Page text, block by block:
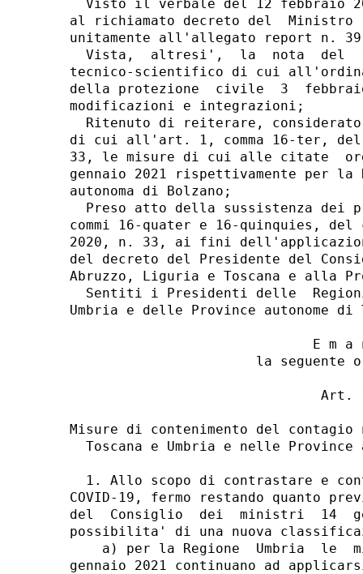
Visto il verbale del 12 febbraio
al richiamato decreto del
unitamente all'allegato report n.
Vista,  altresi',  la  nota  del
tecnico-scientifico di cui
della protezione  civile  3
modificazioni e integrazioni;
Ritenuto di reiterare,
di cui all'art. 1, comma 16-ter, del
33, le misure di cui alle citate
gennaio 2021 rispettivamente per la
autonoma di Bolzano;
Preso atto della sussistenza dei
commi 16-quater e 16-quinquies,
2020, n. 33, ai fini
del decreto del Presidente del
Abruzzo, Liguria e Toscana e alla
Sentiti i Presidenti delle
Umbria e delle Province autonome
E m
la seguente
Misure di contenimento del
Toscana e Umbria e nelle
1. Allo scopo di contrastare e
COVID-19, fermo restando quanto
del  Consiglio  dei  ministri  14
possibilita' di una nuova
a) per la Regione  Umbria  le
gennaio 2021 continuano ad